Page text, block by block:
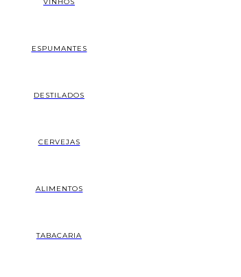
ESPUMANTES
DESTILADOS
CERVEJAS
ALIMENTOS
TABACARIA